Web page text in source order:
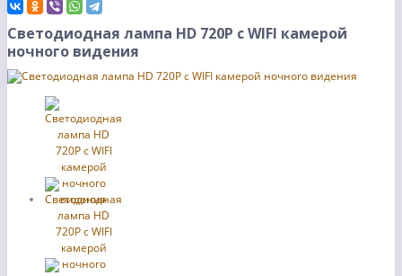
Светодиодная лампа HD 720P с WIFI камерой
ночного видения